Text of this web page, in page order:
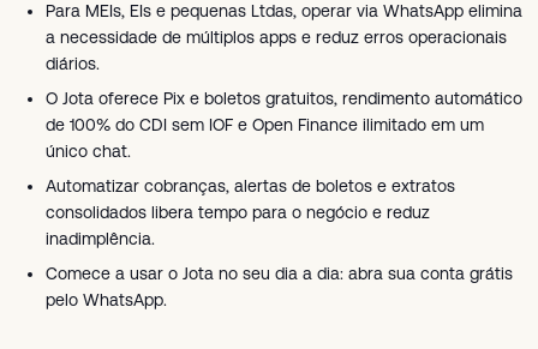
Para MEIs, EIs e pequenas Ltdas, operar via WhatsApp elimina
a necessidade de múltiplos apps e reduz erros operacionais
diários.
O Jota oferece Pix e boletos gratuitos, rendimento automático
de 100% do CDI sem IOF e Open Finance ilimitado em um
único chat.
Automatizar cobranças, alertas de boletos e extratos
consolidados libera tempo para o negócio e reduz
inadimplência.
Comece a usar o Jota no seu dia a dia: abra sua conta grátis
pelo WhatsApp.